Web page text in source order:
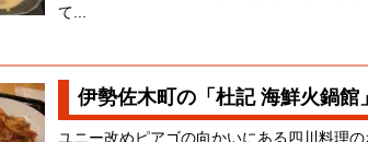
て...
伊勢佐木町の「杜記 海鮮火鍋
ユニー改めピアゴの向かいにある四川料理